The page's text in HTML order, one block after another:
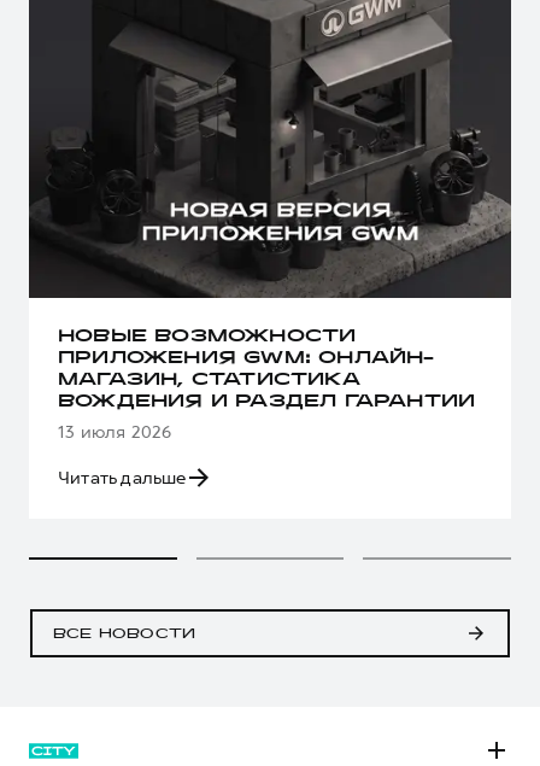
НОВЫЕ ВОЗМОЖНОСТИ
ПРИЛОЖЕНИЯ GWM: ОНЛАЙН-
МАГАЗИН, СТАТИСТИКА
ВОЖДЕНИЯ И РАЗДЕЛ ГАРАНТИИ
13 июля 2026
Читать дальше
ВСЕ НОВОСТИ